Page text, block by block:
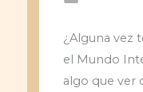
¿Alguna vez
el Mundo
algo que ver